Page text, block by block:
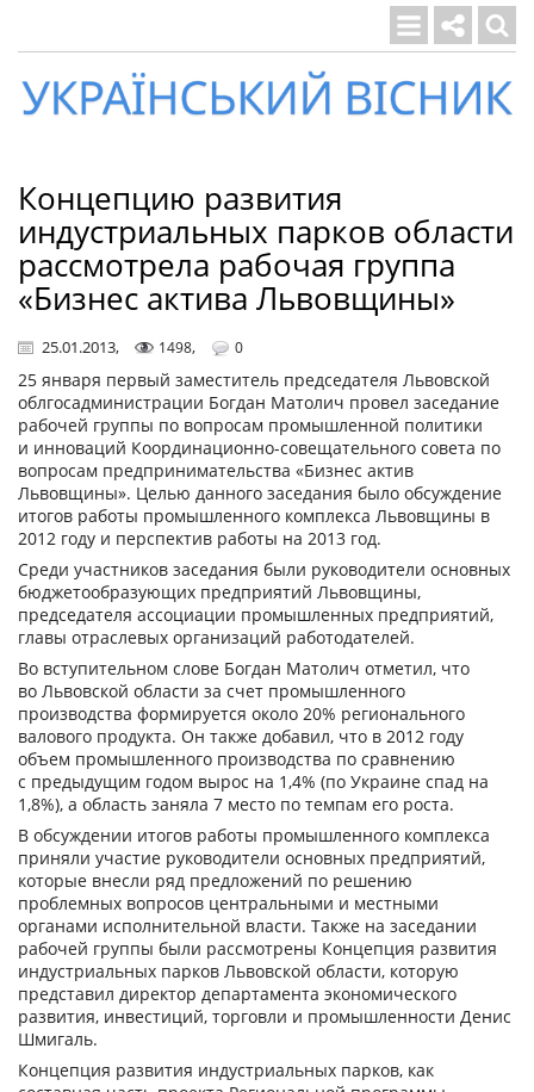
Український
вісник
Концепцию развития
индустриальных парков области
рассмотрела рабочая группа
«Бизнес актива Львовщины»
25.01.2013, 1498, 0
25 января первый заместитель председателя Львовской
облгосадминистрации Богдан Матолич провел заседание
рабочей группы по вопросам промышленной политики
и инноваций Координационно-совещательного совета по
вопросам предпринимательства «Бизнес актив
Львовщины». Целью данного заседания было обсуждение
итогов работы промышленного комплекса Львовщины в
2012 году и перспектив работы на 2013 год.
Среди участников заседания были руководители основных
бюджетообразующих предприятий Львовщины,
председателя ассоциации промышленных предприятий,
главы отраслевых организаций работодателей.
Во вступительном слове Богдан Матолич отметил, что
во Львовской области за счет промышленного
производства формируется около 20% регионального
валового продукта. Он также добавил, что в 2012 году
объем промышленного производства по сравнению
с предыдущим годом вырос на 1,4% (по Украине спад на
1,8%), а область заняла 7 место по темпам его роста.
В обсуждении итогов работы промышленного комплекса
приняли участие руководители основных предприятий,
которые внесли ряд предложений по решению
проблемных вопросов центральными и местными
органами исполнительной власти. Также на заседании
рабочей группы были рассмотрены Концепция развития
индустриальных парков Львовской области, которую
представил директор департамента экономического
развития, инвестиций, торговли и промышленности Денис
Шмигаль.
Концепция развития индустриальных парков, как